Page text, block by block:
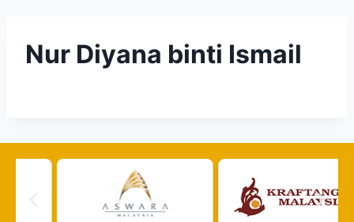
Nur Diyana binti Ismail